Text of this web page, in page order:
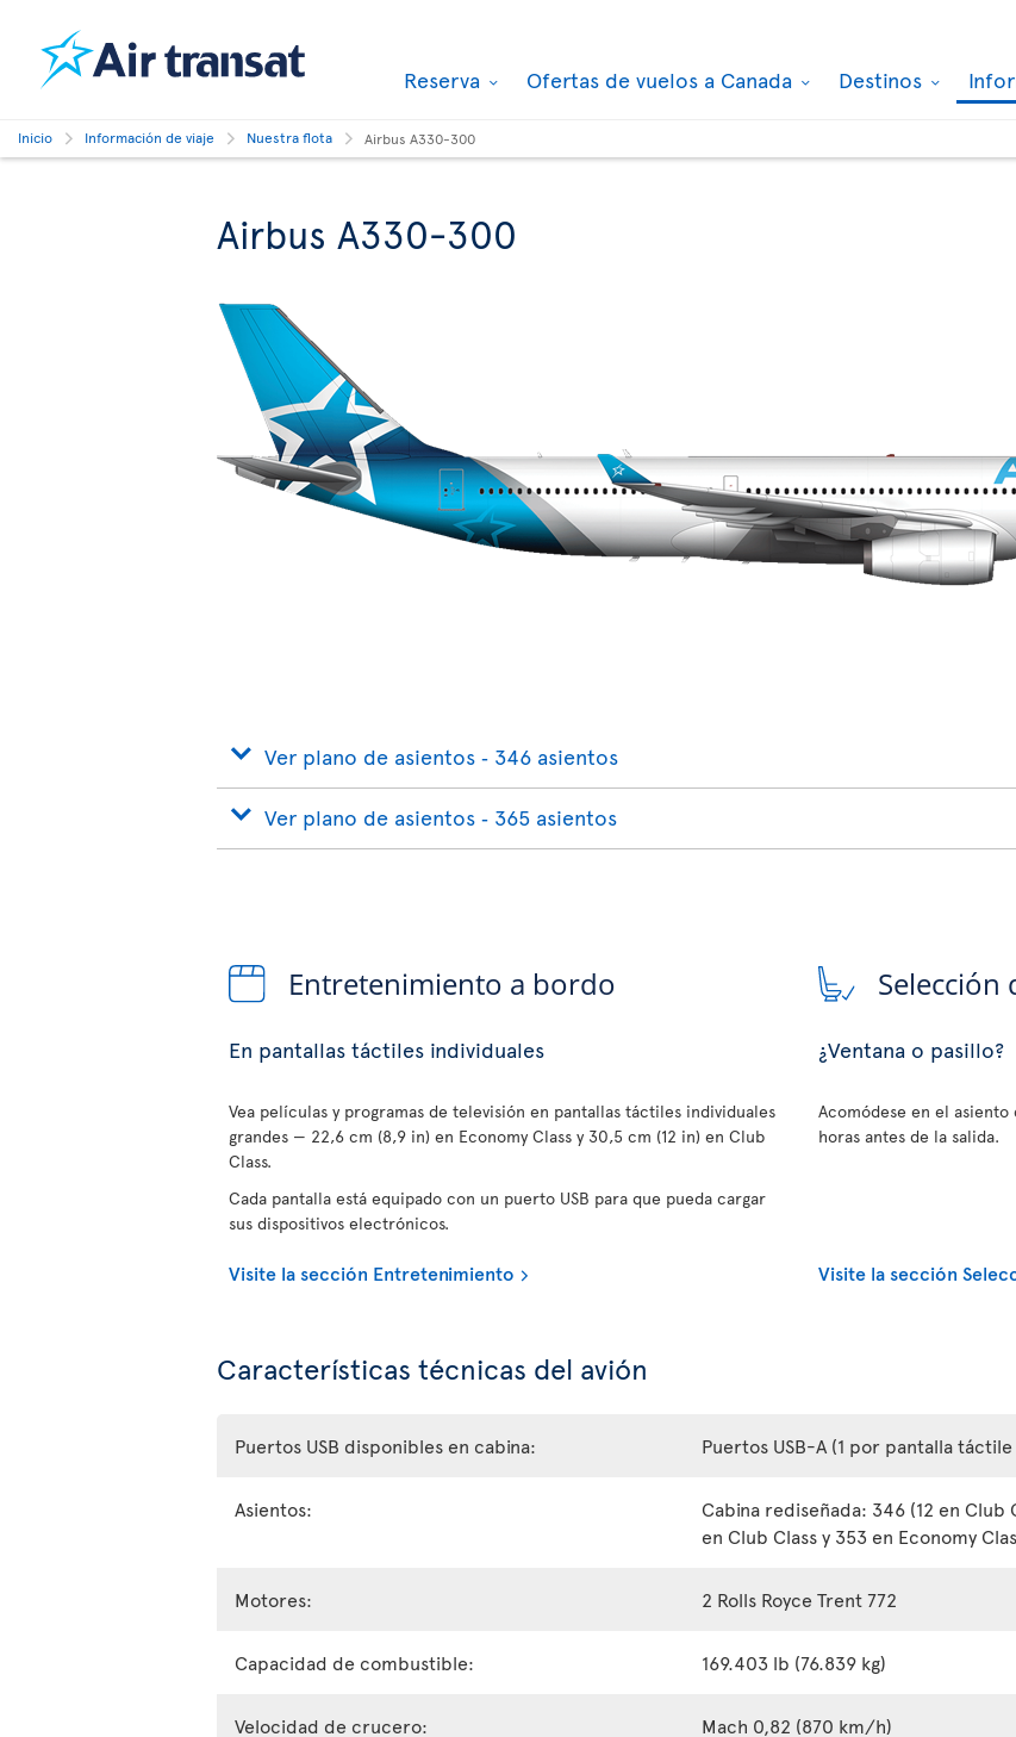
Reserva Ofertas de vuelos a Canada Destinos
Inicio Información de viaje Nuestra flota Airbus A330-300
Airbus A330-300
Ver plano de asientos ‐ 346 asientos
Ver plano de asientos ‐ 365 asientos
Entretenimiento a bordo
En pantallas táctiles individuales
Vea películas y programas de televisión en pantallas táctiles individuales
grandes — 22,6 cm (8,9 in) en Economy Class y 30,5 cm (12 in) en Club
Class.
Cada pantalla está equipado con un puerto USB para que pueda cargar
sus dispositivos electrónicos.
Visite la sección Entretenimiento
Selección
¿Ventana o pasillo?
Acomódese en el
horas antes de la salida.
Visite la sección
Características técnicas del avión
Puertos USB disponibles en cabina: Puertos USB-A (1 por pantalla
Asientos:
Cabina rediseñada: 346 (12 en Club
en Club Class y 353 en Economy
Motores: 2 Rolls Royce Trent 772
Capacidad de combustible: 169.403 lb (76.839 kg)
Velocidad de crucero: Mach 0,82 (870 km/h)